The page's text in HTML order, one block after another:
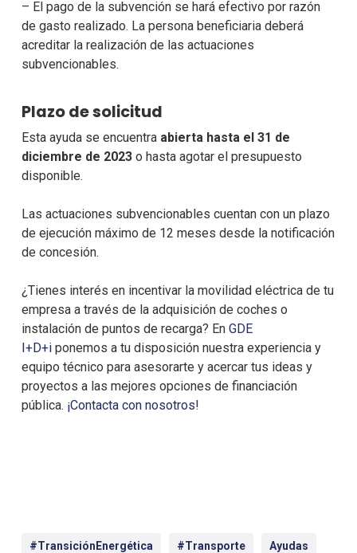
– El pago de la subvención se hará efectivo por razón
de gasto realizado. La persona beneficiaria deberá
acreditar la realización de las actuaciones
subvencionables.
Plazo de solicitud
Esta ayuda se encuentra abierta hasta el 31 de
diciembre de 2023o hasta agotar el presupuesto
disponible.
Las actuaciones subvencionables cuentan con un plazo
de ejecución máximo de 12 meses desde la notificación
de concesión.
¿Tienes interés en incentivar la movilidad eléctrica de tu
empresa a través de la adquisición de coches o
instalación de puntos de recarga? En GDE
I+D+iponemos a tu disposición nuestra experiencia y
equipo técnico para asesorarte y acercar tus ideas y
proyectos a las mejores opciones de financiación
pública. ¡Contacta con nosotros!
#TransiciónEnergética #Transporte Ayudas